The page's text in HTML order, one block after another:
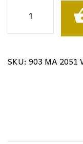
espejo
baño
SKU: 903 MA 2051